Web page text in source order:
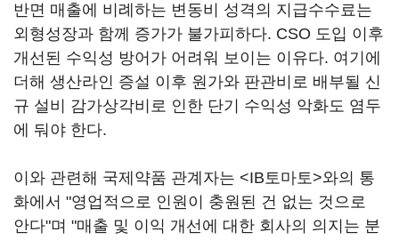
반면 매출에 비례하는 변동비 성격의 지급수수료는
외형성장과 함께 증가가 불가피하다. CSO 도입 이후
개선된 수익성 방어가 어려워 보이는 이유다. 여기에
더해 생산라인 증설 이후 원가와 판관비로 배부될 신
규 설비 감가상각비로 인한 단기 수익성 악화도 염두
에 둬야 한다.
이와 관련해 국제약품 관계자는 <IB토마토>와의 통
화에서 "영업적으로 인원이 충원된 건 없는 것으로
안다"며 "매출 및 이익 개선에 대한 회사의 의지는 분